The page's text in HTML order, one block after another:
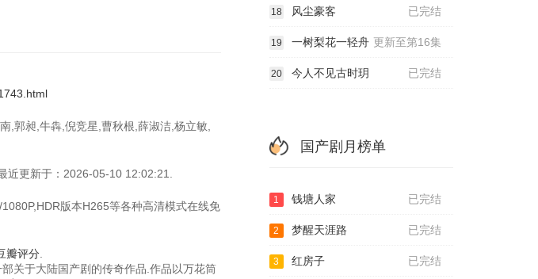
,郭昶,牛犇,倪竞星,曹秋根,薛淑洁,杨立敏,
近更新于：2026-05-10 12:02:21.
版本H265等各种高清模式在线免
瓣评分
关于大陆国产剧的传奇作品.作品以万花筒
已完结
18 风尘豪客
更新至第16集
19 一树梨花一轻舟
已完结
20 今人不见古时玥
国产剧月榜单
已完结
1 钱塘人家
已完结
2 梦醒天涯路
已完结
3 红房子